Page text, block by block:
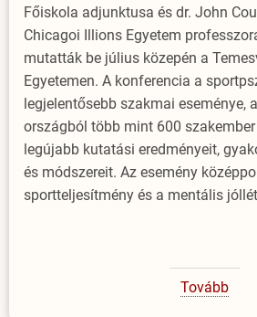
Főiskola adjunktusa és dr. John
Chicagoi Illions Egyetem
mutatták be július közepén a
Egyetemen. A konferencia a
legjelentősebb szakmai eseménye,
országból több mint 600
legújabb kutatási eredményeit,
és módszereit. Az esemény
sportteljesítmény és a mentális
Tovább